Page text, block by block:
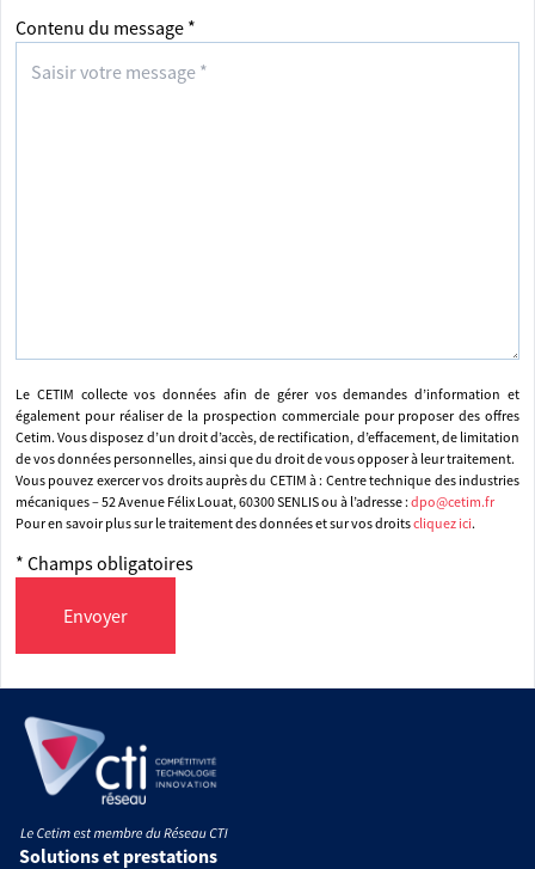
Contenu du message *
Le CETIM collecte vos données afin de gérer vos demandes d’information et
également pour réaliser de la prospection commerciale pour proposer des offres
Cetim. Vous disposez d’un droit d’accès, de rectification, d’effacement, de limitation
de vos données personnelles, ainsi que du droit de vous opposer à leur traitement.
Vous pouvez exercer vos droits auprès du CETIM à : Centre technique des industries
mécaniques – 52 Avenue Félix Louat, 60300 SENLIS ou à l’adresse : dpo@cetim.fr
Pour en savoir plus sur le traitement des données et sur vos droitscliquez ici.
* Champs obligatoires
Envoyer
Solutions et prestations